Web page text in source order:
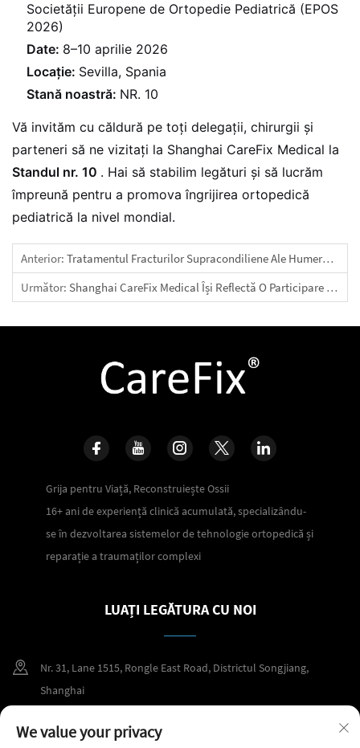
Societății Europene de Ortopedie Pediatrică (EPOS
2026)
Date: 8–10 aprilie 2026
Locație: Sevilla, Spania
Stană noastră: NR. 10
Vă invităm cu căldură pe toți delegații, chirurgii și
parteneri să ne vizitați la Shanghai CareFix Medical la
Standul nr. 10 . Hai să stabilim legături și să lucrăm
împreună pentru a promova îngrijirea ortopedică
pediatrică la nivel mondial.
Anterior: Tratamentul Fracturilor Supracondiliene Ale Humerusului La Copii
Următor: Shanghai CareFix Medical Își Reflectă O Participare Reușită La Al 10-Lea Congres Internațional De Traumatologie (ITC2026)
Grija pentru Viață, Reconstruiește Ossii
16+ ani de experiență clinică acumulată, specializându-
se în dezvoltarea sistemelor de tehnologie ortopedică și
reparație a traumaților complexi
LUAȚI LEGĂTURA CU NOI
Nr. 31, Lane 1515, Rongle East Road, Districtul Songjiang,
Shanghai
+86 400 098 2859
We value your privacy